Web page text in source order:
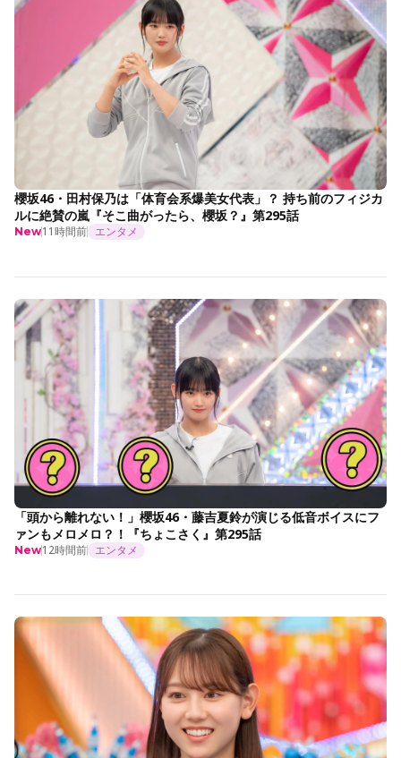
櫻坂46・田村保乃は「体育会系爆美女代表」？ 持ち前のフィジカ
ルに絶賛の嵐『そこ曲がったら、櫻坂？』第295話
New11時間前 エンタメ
「頭から離れない！」櫻坂46・藤吉夏鈴が演じる低音ボイスにフ
ァンもメロメロ？！『ちょこさく』第295話
New12時間前 エンタメ